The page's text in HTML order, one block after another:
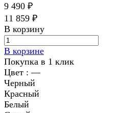
9 490 ₽
11 859 ₽
В корзину
В корзине
Покупка в 1 клик
Цвет :—
Черный
Красный
Белый